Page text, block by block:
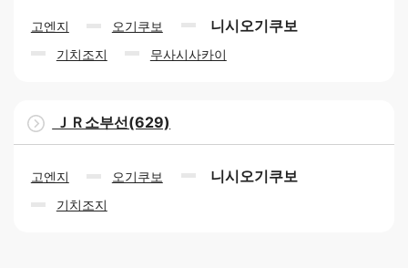
고엔지 오기쿠보 니시오기쿠보
기치조지 무사시사카이
ＪＲ소부선(629)
고엔지 오기쿠보 니시오기쿠보
기치조지